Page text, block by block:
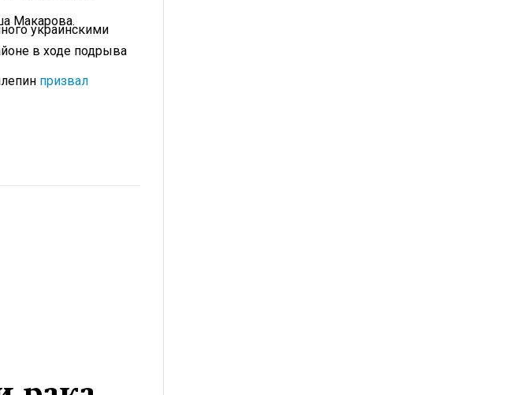
Макарова.
украинскими
в ходе подрыва
призвал